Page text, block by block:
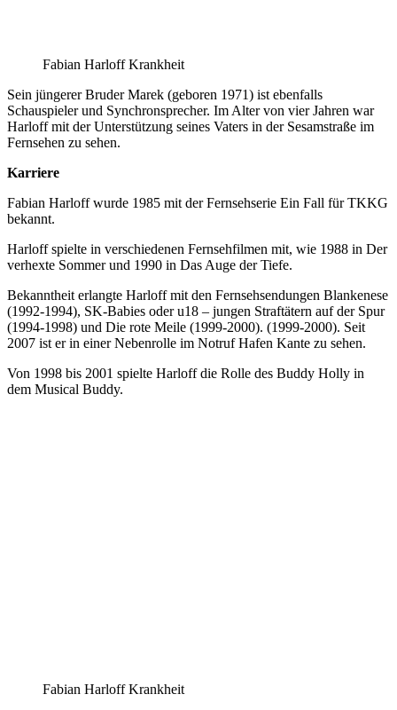
Fabian Harloff Krankheit
Sein jüngerer Bruder Marek (geboren 1971) ist ebenfalls
Schauspieler und Synchronsprecher. Im Alter von vier Jahren war
Harloff mit der Unterstützung seines Vaters in der Sesamstraße im
Fernsehen zu sehen.
Karriere
Fabian Harloff wurde 1985 mit der Fernsehserie Ein Fall für TKKG
bekannt.
Harloff spielte in verschiedenen Fernsehfilmen mit, wie 1988 in Der
verhexte Sommer und 1990 in Das Auge der Tiefe.
Bekanntheit erlangte Harloff mit den Fernsehsendungen Blankenese
(1992-1994), SK-Babies oder u18 – jungen Straftätern auf der Spur
(1994-1998) und Die rote Meile (1999-2000). (1999-2000). Seit
2007 ist er in einer Nebenrolle im Notruf Hafen Kante zu sehen.
Von 1998 bis 2001 spielte Harloff die Rolle des Buddy Holly in
dem Musical Buddy.
Fabian Harloff Krankheit